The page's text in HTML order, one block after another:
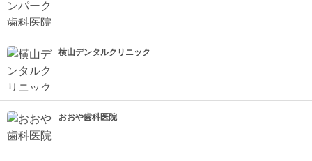
横山デンタルクリニック
おおや歯科医院